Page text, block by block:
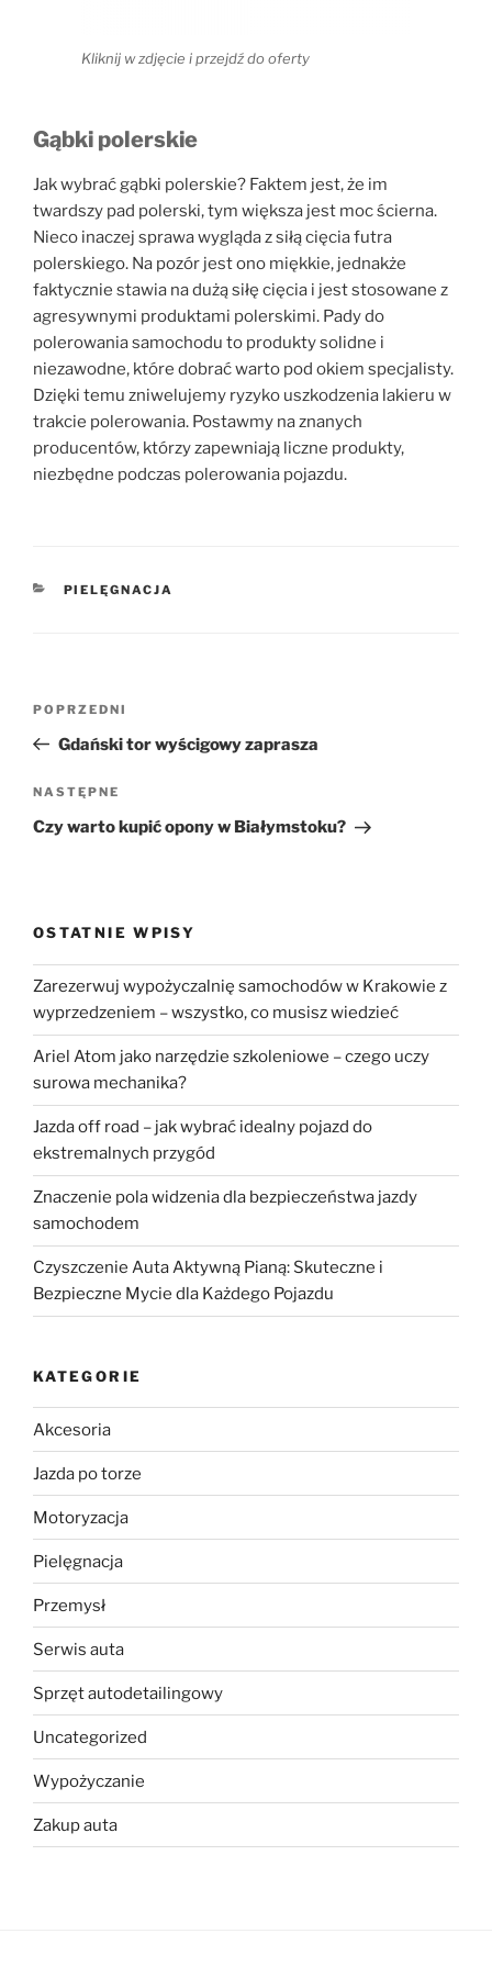
Kliknij w zdjęcie i przejdź do oferty
Gąbki polerskie
Jak wybrać gąbki polerskie? Faktem jest, że im
twardszy pad polerski, tym większa jest moc ścierna.
Nieco inaczej sprawa wygląda z siłą cięcia futra
polerskiego. Na pozór jest ono miękkie, jednakże
faktycznie stawia na dużą siłę cięcia i jest stosowane z
agresywnymi produktami polerskimi. Pady do
polerowania samochodu to produkty solidne i
niezawodne, które dobrać warto pod okiem specjalisty.
Dzięki temu zniwelujemy ryzyko uszkodzenia lakieru w
trakcie polerowania. Postawmy na znanych
producentów, którzy zapewniają liczne produkty,
niezbędne podczas polerowania pojazdu.
KATEGORIE
PIELĘGNACJA
Poprzedni
wpis
POPRZEDNI
Gdański tor wyścigowy zaprasza
Następny
wpis
NASTĘPNE
Czy warto kupić opony w Białymstoku?
OSTATNIE WPISY
Zarezerwuj wypożyczalnię samochodów w Krakowie z
wyprzedzeniem – wszystko, co musisz wiedzieć
Ariel Atom jako narzędzie szkoleniowe – czego uczy
surowa mechanika?
Jazda off road – jak wybrać idealny pojazd do
ekstremalnych przygód
Znaczenie pola widzenia dla bezpieczeństwa jazdy
samochodem
Czyszczenie Auta Aktywną Pianą: Skuteczne i
Bezpieczne Mycie dla Każdego Pojazdu
KATEGORIE
Akcesoria
Jazda po torze
Motoryzacja
Pielęgnacja
Przemysł
Serwis auta
Sprzęt autodetailingowy
Uncategorized
Wypożyczanie
Zakup auta